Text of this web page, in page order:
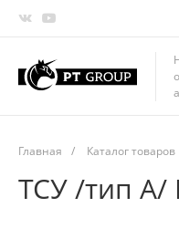
Главная / Каталог товаров
ТСУ /тип А/